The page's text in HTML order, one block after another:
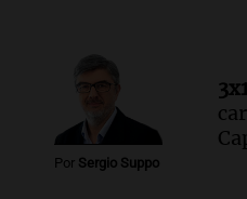
Episodios
Audio.
Chile
conectividad
con Jujuy
Panorama Federal
Por Sergio Suppo